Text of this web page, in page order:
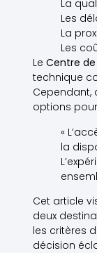
La
Les
La
Les
Le Centre
technique
Cependant,
options
«
la
Cet article
deux
les critères
décision